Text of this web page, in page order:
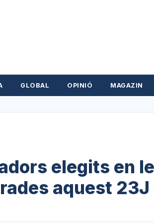
GLOBAL OPINIÓ MAGAZIN
elegits en
aquest